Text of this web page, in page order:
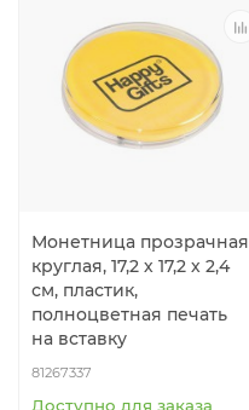
Монетница прозрачная
круглая, 17,2 х 17,2 х 2,4
см, пластик,
полноцветная печать
на вставку
81267337
Доступно для заказа